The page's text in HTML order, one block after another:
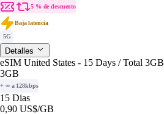
5 % de descuento
Baja latencia
5G
Detalles
eSIM United States - 15 Days / Total 3GB
3GB
+ ∞ a 128kbps
15 Dias
0,90 US$/GB